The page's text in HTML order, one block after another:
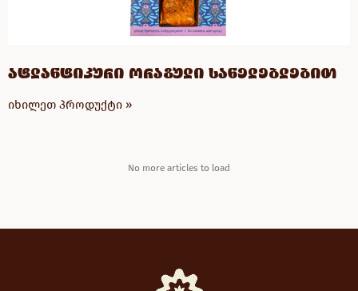
ატლანტიკური ორაგული სანელებლებით
იხილეთ პროდუქტი »
No more articles to load